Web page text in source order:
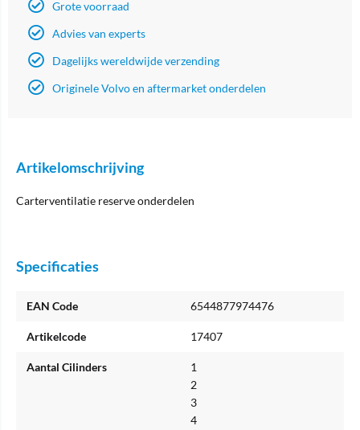
Grote voorraad
Advies van experts
Dagelijks wereldwijde verzending
Originele Volvo en aftermarket onderdelen
Artikelomschrijving
Carterventilatie reserve onderdelen
Specificaties
EAN Code 6544877974476
Artikelcode 17407
Aantal Cilinders
1
2
3
4